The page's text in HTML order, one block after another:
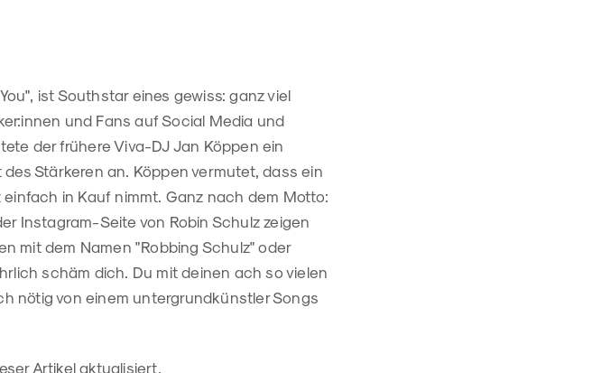
ist Southstar eines gewiss: ganz viel
und Fans auf Social Media und
der frühere Viva-DJ Jan Köppen ein
Stärkeren an. Köppen vermutet, dass ein
in Kauf nimmt. Ganz nach dem Motto:
Instagram-Seite von Robin Schulz zeigen
mit dem Namen "Robbing Schulz" oder
schäm dich. Du mit deinen ach so vielen
nötig von einem untergrundkünstler Songs
Artikel aktualisiert.